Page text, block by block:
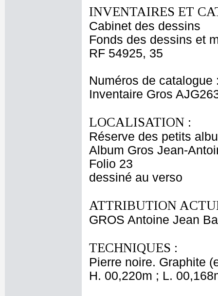
INVENTAIRES ET
Cabinet des dessins
Fonds des dessins et
RF 54925, 35
Numéros de catalogue
Inventaire Gros
LOCALISATION :
Réserve des petits
Album Gros Jean-
Folio 23
dessiné au verso
ATTRIBUTION
GROS Antoine Jean
TECHNIQUES :
Pierre noire. Graphite
H. 00,220m ; L.